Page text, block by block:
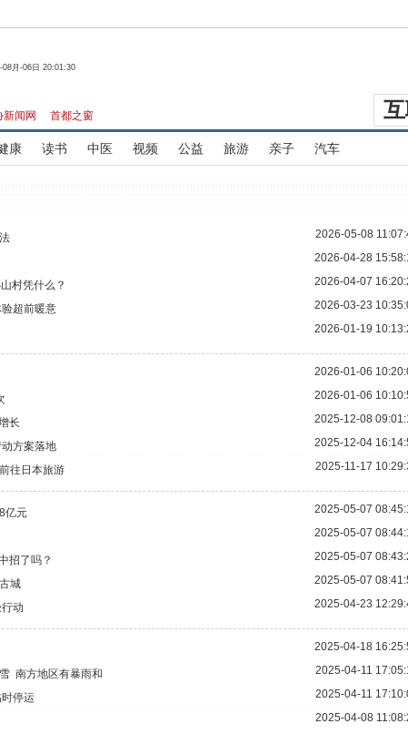
08月-06日 20:01:30
新闻网 首都之窗
康 读书 中医 视频 公益 旅游 亲子 汽车
2026-05-08
2026-04-28
2026-04-07
村凭什么？
2026-03-23
超前暖意
2026-01-19
2026-01-06
2026-01-06
2025-12-08
长
2025-12-04
方案落地
2025-11-17
往日本旅游
2025-05-07
亿元
2025-05-07
2025-05-07
招了吗？
2025-05-07
城
2025-04-23
动
2025-04-18
2025-04-11
南方地区有暴雨和
2025-04-11
停运
2025-04-08